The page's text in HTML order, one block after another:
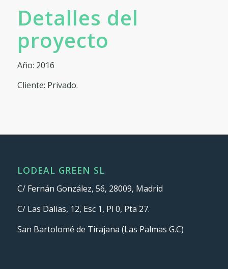
Detalles del
proyecto
Año: 2016
Cliente: Privado.
LODEAL GREEN SL
C/ Fernán González, 56, 28009, Madrid
C/ Las Dalias, 12, Esc 1, Pl 0, Pta 27.
San Bartolomé de Tirajana (Las Palmas G.C)